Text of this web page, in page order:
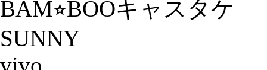
BAM⭐︎BOOキャスタケ
SUNNY